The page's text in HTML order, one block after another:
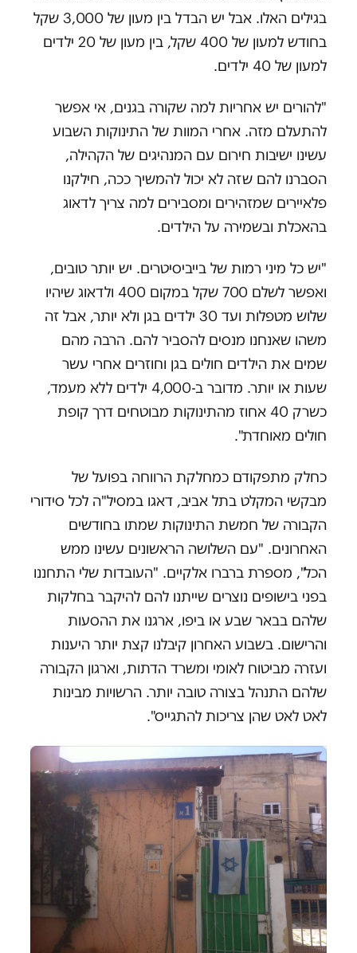
בגילים האלו. אבל יש הבדל בין מעון של 3,000 שקל
בחודש למעון של 400 שקל, בין מעון של 20 ילדים
למעון של 40 ילדים.
"להורים יש אחריות למה שקורה בגנים, אי אפשר
להתעלם מזה. אחרי המוות של התינוקות השבוע
עשינו ישיבות חירום עם המנהיגים של הקהילה,
הסברנו להם שזה לא יכול להמשיך ככה, חילקנו
פלאיירים שמזהירים ומסבירים למה צריך לדאוג
בהאכלת ובשמירה על הילדים.
"יש כל מיני רמות של בייביסיטרים. יש יותר טובים,
ואפשר לשלם 700 שקל במקום 400 ולדאוג שיהיו
שלוש מטפלות ועד 30 ילדים בגן ולא יותר, אבל זה
משהו שאנחנו מנסים להסביר להם. הרבה מהם
שמים את הילדים חולים בגן וחוזרים אחרי עשר
שעות או יותר. מדובר ב-4,000 ילדים ללא מעמד,
כשרק 40 אחוז מהתינוקות מבוטחים דרך קופת
חולים מאוחדת".
כחלק מתפקודם כמחלקת הרווחה בפועל של
מבקשי המקלט בתל אביב, דאגו במסיל"ה לכל סידורי
הקבורה של חמשת התינוקות שמתו בחודשים
האחרונים. "עם השלושה הראשונים עשינו ממש
הכל", מספרת ברברו אלקיים. "העובדות שלי התחננו
בפני בישופים נוצרים שייתנו להם להיקבר בחלקות
שלהם בבאר שבע או ביפו, ארגנו את ההסעות
והרישום. בשבוע האחרון קיבלנו קצת יותר היענות
ועזרה מביטוח לאומי ומשרד הדתות, וארגון הקבורה
שלהם התנהל בצורה טובה יותר. הרשויות מבינות
לאט לאט שהן צריכות להתגייס".